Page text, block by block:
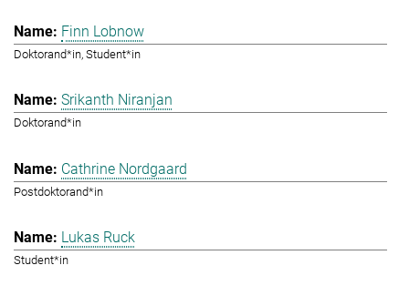
Finn Lobnow
Doktorand*in, Student*in
Srikanth Niranjan
Doktorand*in
Cathrine Nordgaard
Postdoktorand*in
Lukas Ruck
Student*in